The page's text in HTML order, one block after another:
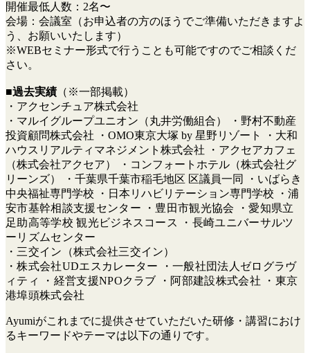
開催最低人数：2名〜
会場：会議室（お申込者の方のほうでご準備いただきますよ
う、お願いいたします）
※WEBセミナー形式で行うことも可能ですのでご相談くだ
さい。
■過去実績 （※一部掲載）
・アクセンチュア株式会社
・マルイグループユニオン（丸井労働組合） ・野村不動産
投資顧問株式会社 ・OMO東京大塚 by 星野リゾート ・大和
ハウスリアルティマネジメント株式会社 ・アクセアカフェ
（株式会社アクセア） ・コンフォートホテル（株式会社グ
リーンズ） ・千葉県千葉市稲毛地区 区議員一同 ・いばらき
中央福祉専門学校 ・日本リハビリテーション専門学校
・浦
安市基幹相談支援センター
・豊田市観光協会
・愛知県立
足助高等学校 観光ビジネスコース
・長崎ユニバーサルツ
ーリズムセンター
・三交イン（株式会社三交イン）
・株式会社UDエスカレーター ・一般社団法人ゼログラヴ
ィティ ・経営支援NPOクラブ ・阿部建設株式会社 ・東京
港埠頭株式会社
Ayumiがこれまでに提供させていただいた研修・講習におけ
るキーワードやテーマは以下の通りです。